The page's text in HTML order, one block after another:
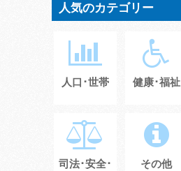
人気のカテゴリー
人口･世帯 健康･福祉
司法･安全･
その他